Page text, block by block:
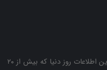
مجموعه ای مستقر در تهران با بالاترین اطلاعات روز دنیا که بیش از ۲۰